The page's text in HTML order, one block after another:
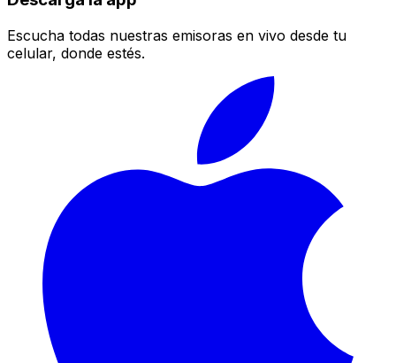
Escucha todas nuestras emisoras en vivo desde tu
celular, donde estés.